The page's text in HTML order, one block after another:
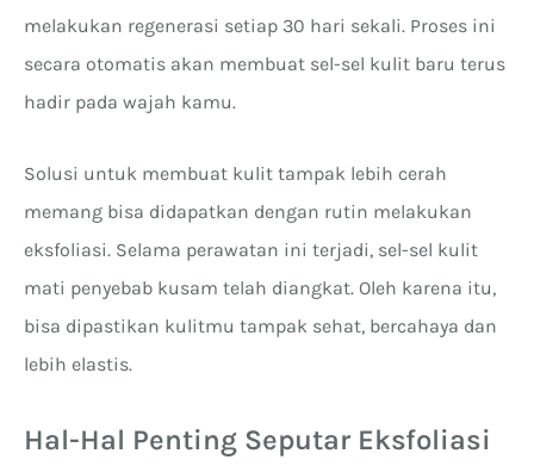
melakukan regenerasi setiap 30 hari sekali. Proses ini
secara otomatis akan membuat sel-sel kulit baru terus
hadir pada wajah kamu.
Solusi untuk membuat kulit tampak lebih cerah
memang bisa didapatkan dengan rutin melakukan
eksfoliasi. Selama perawatan ini terjadi, sel-sel kulit
mati penyebab kusam telah diangkat. Oleh karena itu,
bisa dipastikan kulitmu tampak sehat, bercahaya dan
lebih elastis.
Hal-Hal Penting Seputar Eksfoliasi